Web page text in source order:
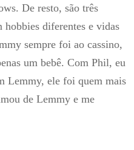
De resto, são três
hobbies diferentes e vidas
sempre foi ao cassino,
um bebê. Com Phil, eu
Lemmy, ele foi quem mais
de Lemmy e me